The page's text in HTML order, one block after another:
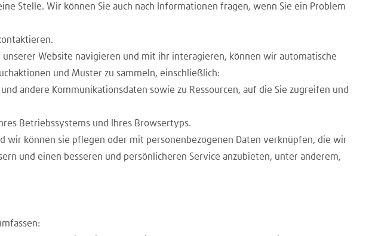
Stelle. Wir können Sie auch nach Informationen fragen, wenn Sie ein Problem
unserer Website navigieren und mit ihr interagieren, können wir automatische
und Muster zu sammeln, einschließlich:
andere Kommunikationsdaten sowie zu Ressourcen, auf die Sie zugreifen und
Betriebssystems und Ihres Browsertyps.
können sie pflegen oder mit personenbezogenen Daten verknüpfen, die wir
und einen besseren und persönlicheren Service anzubieten, unter anderem,